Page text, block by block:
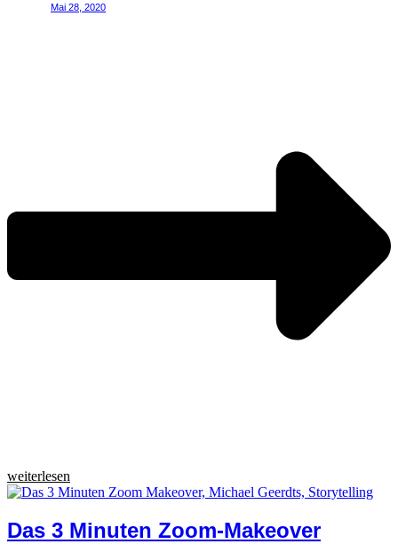
Mai 28, 2020
weiterlesen
Das 3 Minuten Zoom-Makeover